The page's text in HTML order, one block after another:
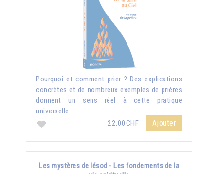
Pourquoi et comment prier ? Des explications
concrètes et de nombreux exemples de prières
donnent un sens réel à cette pratique
universelle.
22.00CHF
Ajouter
Les mystères de Iésod - Les fondements de la